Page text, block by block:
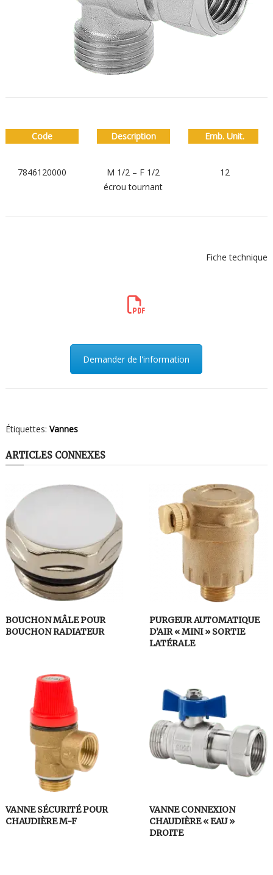
Code
7846120000
Description
M 1/2 – F 1/2
écrou tournant
Emb. Unit.
12
Fiche technique
Demander de l'information
Étiquettes: Vannes
ARTICLES CONNEXES
BOUCHON MÂLE POUR
BOUCHON RADIATEUR
PURGEUR AUTOMATIQUE
D’AIR « MINI » SORTIE
LATÉRALE
VANNE SÉCURITÉ POUR
CHAUDIÈRE M-F
VANNE CONNEXION
CHAUDIÈRE « EAU »
DROITE